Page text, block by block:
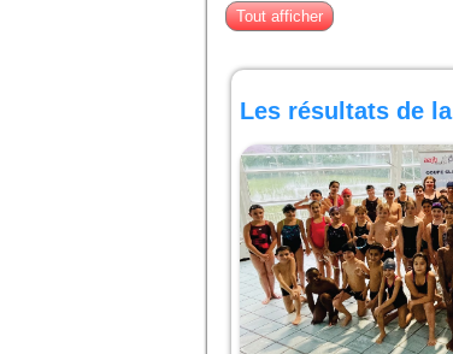
Tout afficher
Les résultats de